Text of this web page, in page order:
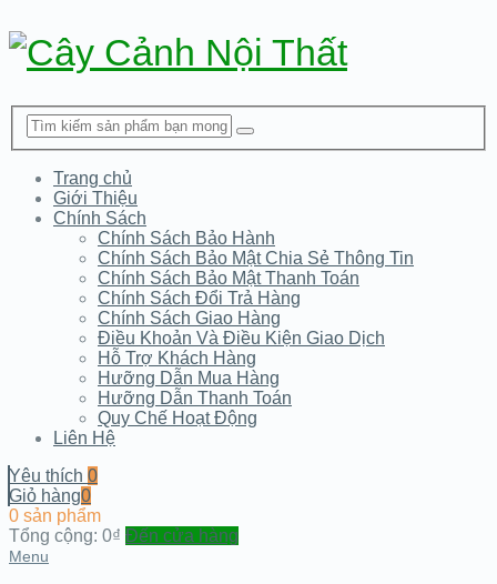
Trang chủ
Giới Thiệu
Chính Sách
Chính Sách Bảo Hành
Chính Sách Bảo Mật Chia Sẻ Thông Tin
Chính Sách Bảo Mật Thanh Toán
Chính Sách Đổi Trả Hàng
Chính Sách Giao Hàng
Điều Khoản Và Điều Kiện Giao Dịch
Hỗ Trợ Khách Hàng
Hưỡng Dẫn Mua Hàng
Hưỡng Dẫn Thanh Toán
Quy Chế Hoạt Động
Liên Hệ
Yêu thích 0
Giỏ hàng0
0 sản phẩm
Tổng cộng: 0₫ Đến cửa hàng
Menu